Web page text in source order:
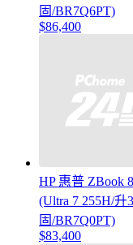
固/BR7Q6PT)
$86,400
HP 惠普 ZBook
(Ultra 7 255H/升
固/BR7Q0PT)
$83,400